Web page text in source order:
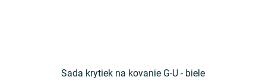
Sada krytiek na kovanie G-U - biele